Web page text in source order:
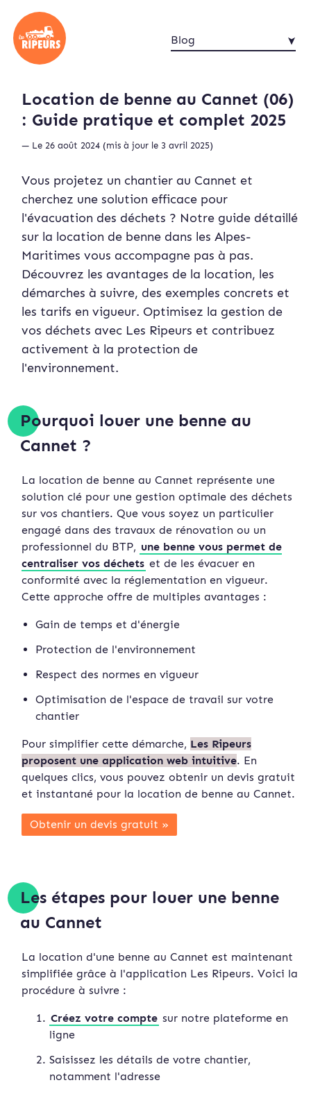
Blog
Location de benne au Cannet (06)
: Guide pratique et complet 2025
— Le 26 août 2024 (mis à jour le 3 avril 2025)
Vous projetez un chantier au Cannet et
cherchez une solution efficace pour
l'évacuation des déchets ? Notre guide détaillé
sur la location de benne dans les Alpes-
Maritimes vous accompagne pas à pas.
Découvrez les avantages de la location, les
démarches à suivre, des exemples concrets et
les tarifs en vigueur. Optimisez la gestion de
vos déchets avec Les Ripeurs et contribuez
activement à la protection de
l'environnement.
Pourquoi louer une benne au
Cannet ?
La location de benne au Cannet représente une
solution clé pour une gestion optimale des déchets
sur vos chantiers. Que vous soyez un particulier
engagé dans des travaux de rénovation ou un
professionnel du BTP, une benne vous permet de
centraliser vos déchets et de les évacuer en
conformité avec la réglementation en vigueur.
Cette approche offre de multiples avantages :
Gain de temps et d'énergie
Protection de l'environnement
Respect des normes en vigueur
Optimisation de l'espace de travail sur votre
chantier
Pour simplifier cette démarche, Les Ripeurs
proposent une application web intuitive. En
quelques clics, vous pouvez obtenir un devis gratuit
et instantané pour la location de benne au Cannet.
Obtenir un devis gratuit »
Les étapes pour louer une benne
au Cannet
La location d'une benne au Cannet est maintenant
simplifiée grâce à l'application Les Ripeurs. Voici la
procédure à suivre :
Créez votre compte sur notre plateforme en
ligne
Saisissez les détails de votre chantier,
notamment l'adresse